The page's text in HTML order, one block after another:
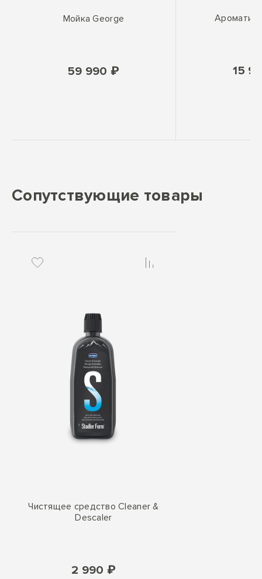
Мойка George
59 990 ₽ 15
Сопутствующие товары
Чистящее средство Cleaner &
Descaler
2 990 ₽